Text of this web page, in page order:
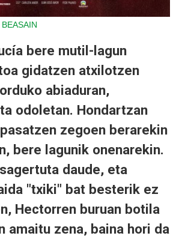
BEASAIN
bere mutil-lagun
gidatzen atxilotzen
abiaduran,
odoletan. Hondartzan
zegoen berarekin
bere lagunik onenarekin.
daude, eta
"txiki" bat besterik ez
Hectorren buruan botila
amaitu zena, baina hori da